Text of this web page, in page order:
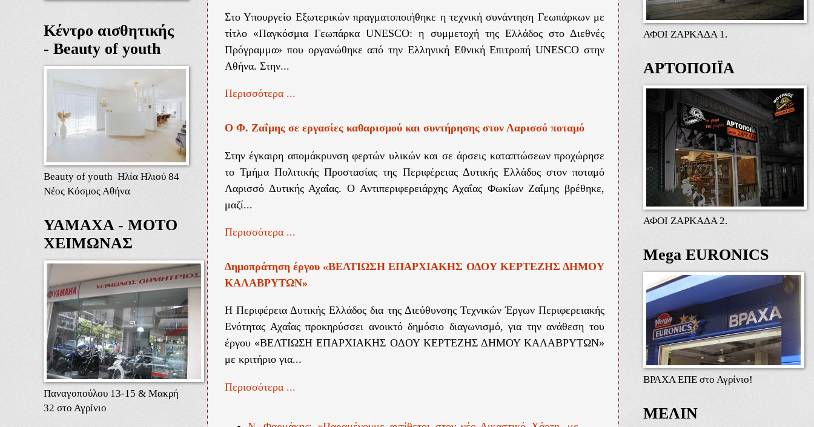
Στο Υπουργείο Εξωτερικών πραγματοποιήθηκε η τεχνική συνάντηση Γεωπάρκων με
τίτλο «Παγκόσμια Γεωπάρκα UNESCO: η συμμετοχή της Ελλάδος στο Διεθνές
Πρόγραμμα» που οργανώθηκε από την Ελληνική Εθνική Επιτροπή UNESCO στην
Αθήνα. Στην...
Περισσότερα ...
Ο Φ. Ζαΐμης σε εργασίες καθαρισμού και συντήρησης στον Λαρισσό ποταμό
Στην έγκαιρη απομάκρυνση φερτών υλικών και σε άρσεις καταπτώσεων προχώρησε
το Τμήμα Πολιτικής Προστασίας της Περιφέρειας Δυτικής Ελλάδος στον ποταμό
Λαρισσό Δυτικής Αχαΐας. Ο Αντιπεριφερειάρχης Αχαΐας Φωκίων Ζαΐμης βρέθηκε,
μαζί...
Περισσότερα ...
Δημοπράτηση έργου «ΒΕΛΤΙΩΣΗ ΕΠΑΡΧΙΑΚΗΣ ΟΔΟΥ ΚΕΡΤΕΖΗΣ ΔΗΜΟΥ
ΚΑΛΑΒΡΥΤΩΝ»
Η Περιφέρεια Δυτικής Ελλάδος δια της Διεύθυνσης Τεχνικών Έργων Περιφερειακής
Ενότητας Αχαΐας προκηρύσσει ανοικτό δημόσιο διαγωνισμό, για την ανάθεση του
έργου «ΒΕΛΤΙΩΣΗ ΕΠΑΡΧΙΑΚΗΣ ΟΔΟΥ ΚΕΡΤΕΖΗΣ ΔΗΜΟΥ ΚΑΛΑΒΡΥΤΩΝ»
με κριτήριο για...
Περισσότερα ...
Κέντρο αισθητικής
- Beauty of youth
Beauty of youth Ηλία Ηλιού 84
Νέος Κόσμος Αθήνα
ΥΑΜΑΧΑ - ΜΟΤΟ
ΧΕΙΜΩΝΑΣ
Παναγοπούλου 13-15 & Μακρή
32 στο Αγρίνιο
ΑΦΟΙ ΖΑΡΚΑΔΑ 1.
ΑΡΤΟΠΟΙΪΑ
ΑΦΟΙ ΖΑΡΚΑΔΑ 2.
Mega EURONICS
ΒΡΑΧΑ ΕΠΕ στο Αγρίνιο!
ΜΕΛΙΝ